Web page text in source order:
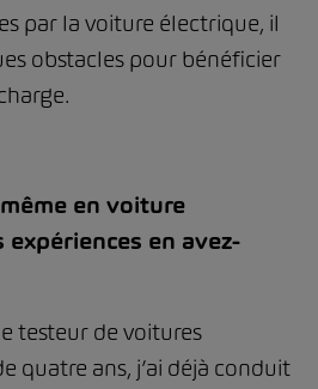
par la voiture électrique, il
obstacles pour bénéficier
en voiture
en avez-
testeur de voitures
quatre ans, j’ai déjà conduit